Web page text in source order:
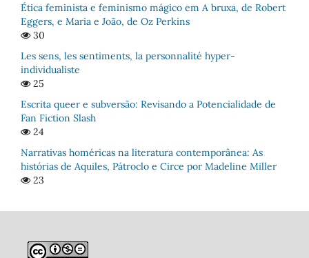
Ética feminista e feminismo mágico em A bruxa, de Robert
Eggers, e Maria e João, de Oz Perkins
30
Les sens, les sentiments, la personnalité hyper-
individualiste
25
Escrita queer e subversão: Revisando a Potencialidade de
Fan Fiction Slash
24
Narrativas homéricas na literatura contemporânea: As
histórias de Aquiles, Pátroclo e Circe por Madeline Miller
23